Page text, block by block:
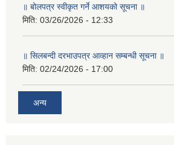
॥ बोलपत्र स्वीकृत गर्ने आशयको सूचना ॥
मिति: 03/26/2026 - 12:33
॥ सिलबन्दी दरभाउपत्र आव्हान सम्बन्धी सूचना ॥
मिति: 02/24/2026 - 17:00
अन्य